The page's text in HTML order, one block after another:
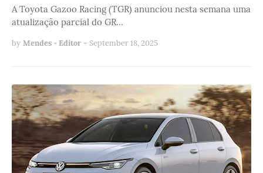
A Toyota Gazoo Racing (TGR) anunciou nesta semana uma
atualização parcial do GR…
by Mendes - Editor - September 18, 2025